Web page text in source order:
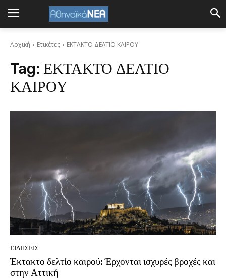
Αρχική Ετικέτες ΕΚΤΑΚΤΟ ΔΕΛΤΙΟ ΚΑΙΡΟΥ
Tag: ΕΚΤΑΚΤΟ ΔΕΛΤΙΟ
ΚΑΙΡΟΥ
ΕΙΔΗΣΕΙΣ
Έκτακτο δελτίο καιρού: Έρχονται ισχυρές βροχές και
στην Αττική